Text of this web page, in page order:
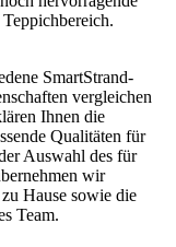
SmartStrand-
vergleichen
Ihnen die
Qualitäten für
Auswahl des für
wir
Hause sowie die
Team.